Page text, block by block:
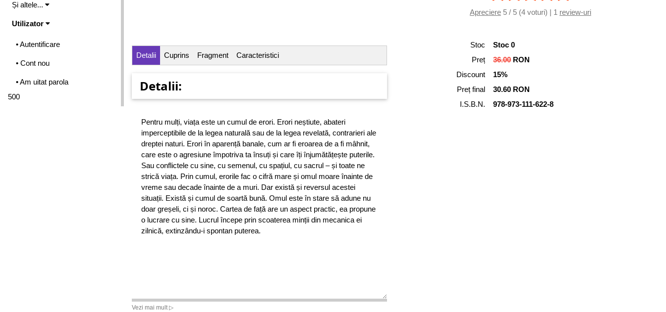
Și altele...
Utilizator
• Autentificare
• Cont nou
• Am uitat parola
500
Apreciere5 / 5 (4 voturi) | 1 review-uri
Detalii Cuprins Fragment Caracteristici
Detalii:
Pentru mulți, viața este un cumul de erori. Erori neștiute, abateri
imperceptibile de la legea naturală sau de la legea revelată, contrarieri ale
dreptei naturi. Erori în aparență banale, cum ar fi eroarea de a fi mâhnit,
care este o agresiune împotriva ta însuți și care îți înjumătățește puterile.
Sau conflictele cu sine, cu semenul, cu spațiul, cu sacrul – și toate ne
strică viața. Prin cumul, erorile fac o cifră mare și omul moare înainte de
vreme sau decade înainte de a muri. Dar există și reversul acestei
situații. Există și cumul de soartă bună. Omul este în stare să adune nu
doar greșeli, ci și noroc. Cartea de față are un aspect practic, ea propune
o lucrare cu sine. Lucrul începe prin scoaterea minții din mecanica ei
zilnică, extinzându-i spontan puterea.
Vezi mai mult ▷
Stoc
Stoc 0
Preț
36.00RON
Discount
15%
Preț final
30.60 RON
I.S.B.N.
978-973-111-622-8